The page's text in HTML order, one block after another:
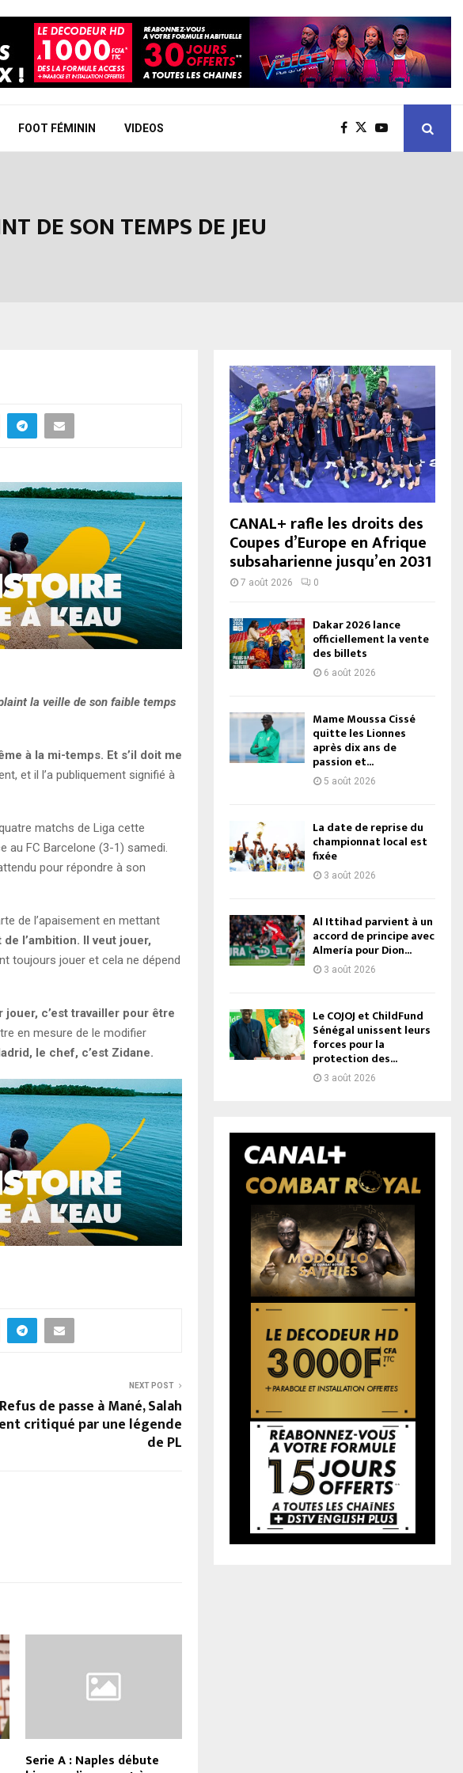
FOOT FÉMININ VIDEOS
DE SON TEMPS DE JEU
la veille de son faible temps
à la mi-temps. Et s’il doit me
et il l’a publiquement signifié à
matchs de Liga cette
au FC Barcelone (3-1) samedi.
pour répondre à son
de l’apaisement en mettant
de l’ambition. Il veut jouer,
toujours jouer et cela ne dépend
jouer, c’est travailler pour être
en mesure de le modifier
le chef, c’est Zidane.
NEXT POST
Refus de passe à Mané, Salah
critiqué par une légende
de PL
Serie A : Naples débute
CANAL+ rafle les droits des
Coupes d’Europe en Afrique
subsaharienne jusqu’en 2031
7 août 2026 0
Dakar 2026 lance
officiellement la vente
des billets
6 août 2026
Mame Moussa Cissé
quitte les Lionnes
après dix ans de
passion et...
5 août 2026
La date de reprise du
championnat local est
fixée
3 août 2026
Al Ittihad parvient à un
accord de principe avec
Almería pour Dion...
3 août 2026
Le COJOJ et ChildFund
Sénégal unissent leurs
forces pour la
protection des...
3 août 2026